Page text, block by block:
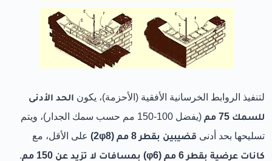
لتنفيذ الروابط الخرسانية الأفقية (الأحزمة)، يكون الحد الأدنى
للسمك 75 مم
(يفضل 100-150 مم حسب سمك الجدار)، ويتم
تسليحها بحد أدنى قضيبين بقطر 8 مم (2φ8)
على الأقل، مع
كانات عرضية بقطر 6 مم (φ6) بمسافات لا تزيد عن 150 مم
.